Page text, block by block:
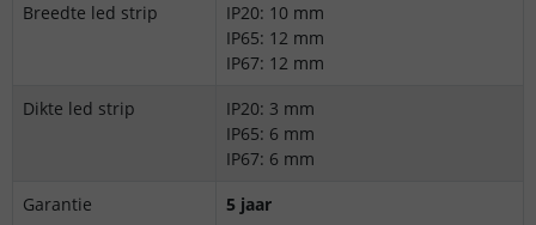
Breedte led strip
IP20: 10 mm
IP65: 12 mm
IP67: 12 mm
Dikte led strip
IP20: 3 mm
IP65: 6 mm
IP67: 6 mm
Garantie
5 jaar